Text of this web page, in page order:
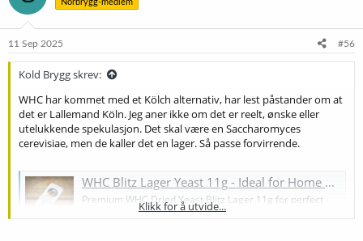
j
o
e
11 Sep 2025 #56
Kold Brygg skrev:
WHC har kommet med et Kölch alternativ, har lest påstander om at
det er Lallemand Köln. Jeg aner ikke om det er reelt, ønske eller
utelukkende spekulasjon. Det skal være en Saccharomyces
cerevisiae, men de kaller det en lager. Så passe forvirrende.
WHC Blitz Lager Yeast 11g - Ideal for Home Brewing | The Malt Miller
Premium WHC Dried Yeast Blitz Lager 11g for perfect
brews. Elevate your brewing experience with quality
Klikk for å utvide...